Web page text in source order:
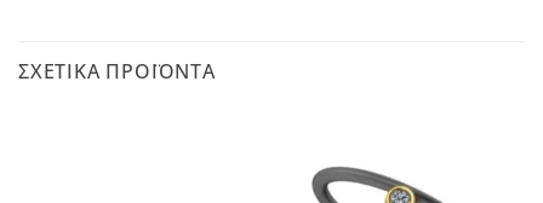
ΣΧΕΤΙΚΆ ΠΡΟΪΌΝΤΑ